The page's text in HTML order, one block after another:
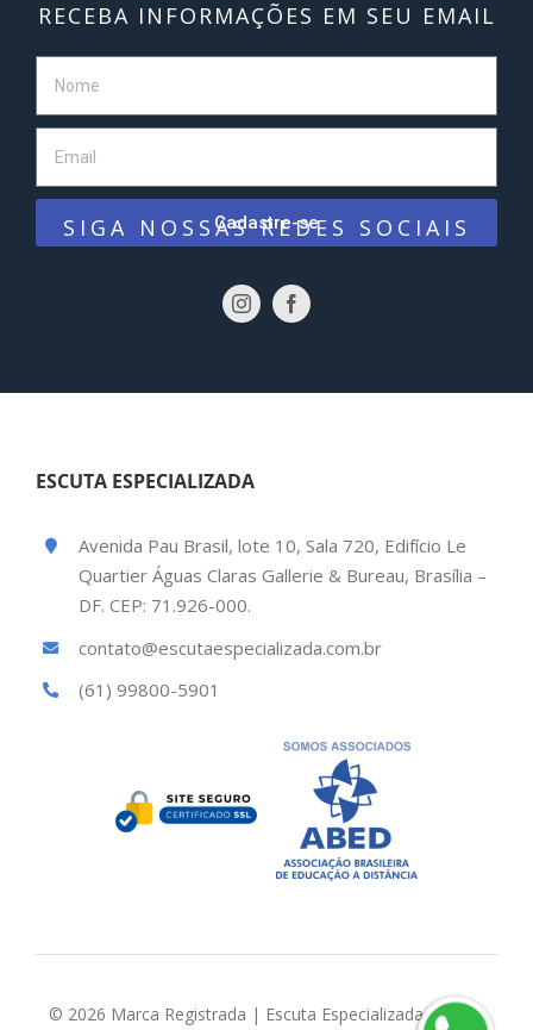
RECEBA INFORMAÇÕES EM SEU EMAIL
Cadastre-se
SIGA NOSSAS REDES SOCIAIS
ESCUTA ESPECIALIZADA
Avenida Pau Brasil, lote 10, Sala 720, Edifício Le
Quartier Águas Claras Gallerie & Bureau, Brasília –
DF. CEP: 71.926-000.
contato@escutaespecializada.com.br
(61) 99800-5901
© 2026 Marca Registrada | Escuta Especializada Brasil |